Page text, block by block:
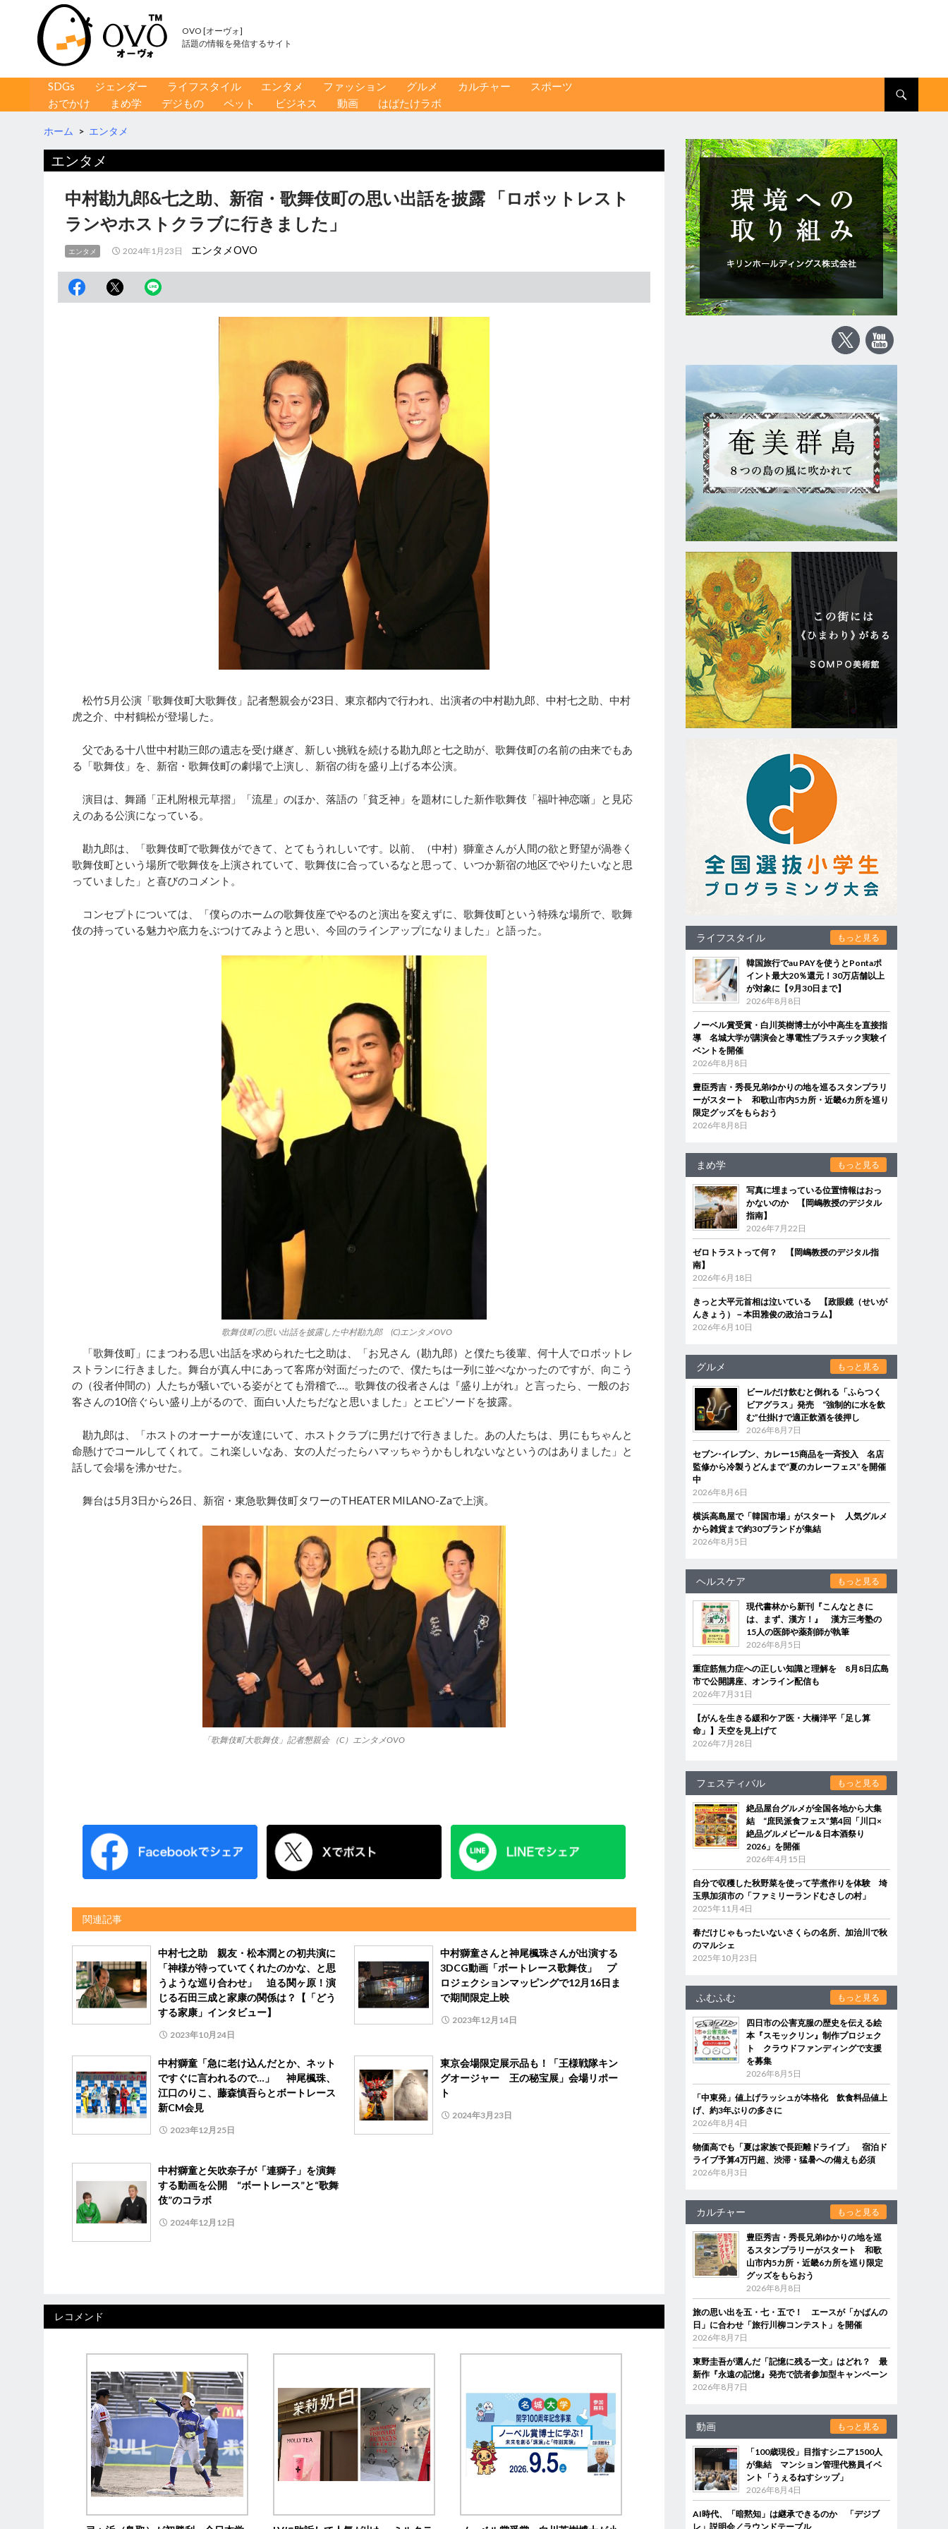
OVO [オーヴォ]
話題の情報を発信するサイト
コンテンツへ移動
SDGs ジェンダー ライフスタイル エンタメ ファッション グルメ カルチャー
スポーツ
おでかけ
まめ学 デジもの ペット ビジネス 動画 はばたけラボ
ホーム > エンタメ
エンタメ
中村勘九郎&七之助、新宿・歌舞伎町の思い出話を披露 「ロボットレスト
ランやホストクラブに行きました」
エンタメ 2024年1月23日 エンタメOVO
松竹5月公演「歌舞伎町大歌舞伎」記者懇親会が23日、東京都内で行われ、出演者の中村勘九郎、中村七之助、中村
虎之介、中村鶴松が登場した。
父である十八世中村勘三郎の遺志を受け継ぎ、新しい挑戦を続ける勘九郎と七之助が、歌舞伎町の名前の由来でもあ
る「歌舞伎」を、新宿・歌舞伎町の劇場で上演し、新宿の街を盛り上げる本公演。
演目は、舞踊「正札附根元草摺」「流星」のほか、落語の「貧乏神」を題材にした新作歌舞伎「福叶神恋噺」と見応
えのある公演になっている。
勘九郎は、「歌舞伎町で歌舞伎ができて、とてもうれしいです。以前、（中村）獅童さんが人間の欲と野望が渦巻く
歌舞伎町という場所で歌舞伎を上演されていて、歌舞伎に合っているなと思って、いつか新宿の地区でやりたいなと思
っていました」と喜びのコメント。
コンセプトについては、「僕らのホームの歌舞伎座でやるのと演出を変えずに、歌舞伎町という特殊な場所で、歌舞
伎の持っている魅力や底力をぶつけてみようと思い、今回のラインアップになりました」と語った。
歌舞伎町の思い出話を披露した中村勘九郎 (C)エンタメOVO
「歌舞伎町」にまつわる思い出話を求められた七之助は、「お兄さん（勘九郎）と僕たち後輩、何十人でロボットレ
ストランに行きました。舞台が真ん中にあって客席が対面だったので、僕たちは一列に並べなかったのですが、向こう
の（役者仲間の）人たちが騒いでいる姿がとても滑稽で…。歌舞伎の役者さんは『盛り上がれ』と言ったら、一般のお
客さんの10倍ぐらい盛り上がるので、面白い人たちだなと思いました」とエピソードを披露。
勘九郎は、「ホストのオーナーが友達にいて、ホストクラブに男だけで行きました。あの人たちは、男にもちゃんと
命懸けでコールしてくれて。これ楽しいなあ、女の人だったらハマッちゃうかもしれないなというのはありました」と
話して会場を沸かせた。
舞台は5月3日から26日、新宿・東急歌舞伎町タワーのTHEATER MILANO-Zaで上演。
「歌舞伎町大歌舞伎」記者懇親会 （C）エンタメOVO
関連記事
中村七之助 親友・松本潤との初共演に
「神様が待っていてくれたのかな、と思
うような巡り合わせ」 迫る関ヶ原！演
じる石田三成と家康の関係は？【「どう
する家康」インタビュー】
2023年10月24日
中村獅童さんと神尾楓珠さんが出演する
3DCG動画「ボートレース歌舞伎」 プ
ロジェクションマッピングで12月16日ま
で期間限定上映
2023年12月14日
中村獅童「急に老け込んだとか、ネット
ですぐに言われるので…」 神尾楓珠、
江口のりこ、藤森慎吾らとボートレース
新CM会見
2023年12月25日
東京会場限定展示品も！「王様戦隊キン
グオージャー 王の秘宝展」会場リポー
ト
2024年3月23日
中村獅童と矢吹奈子が「連獅子」を演舞
する動画を公開 “ボートレース”と“歌舞
伎”のコラボ
2024年12月12日
レコメンド
ライフスタイル もっと見る
韓国旅行でau PAYを使うとPontaポ
イント最大20％還元！30万店舗以上
が対象に【9月30日まで】
2026年8月8日
ノーベル賞受賞・白川英樹博士が小中高生を直接指
導 名城大学が講演会と導電性プラスチック実験イ
ベントを開催
2026年8月8日
豊臣秀吉・秀長兄弟ゆかりの地を巡るスタンプラリ
ーがスタート 和歌山市内5カ所・近畿6カ所を巡り
限定グッズをもらおう
2026年8月8日
まめ学 もっと見る
写真に埋まっている位置情報はおっ
かないのか 【岡嶋教授のデジタル
指南】
2026年7月22日
ゼロトラストって何？ 【岡嶋教授のデジタル指
南】
2026年6月18日
きっと大平元首相は泣いている 【政眼鏡（せいが
んきょう）－本田雅俊の政治コラム】
2026年6月10日
グルメ もっと見る
ビールだけ飲むと倒れる「ふらつく
ビアグラス」発売 “強制的に水を飲
む”仕掛けで適正飲酒を後押し
2026年8月7日
セブン‐イレブン、カレー15商品を一斉投入 名店
監修から冷製うどんまで“夏のカレーフェス”を開催
中
2026年8月6日
横浜高島屋で「韓国市場」がスタート 人気グルメ
から雑貨まで約30ブランドが集結
2026年8月5日
ヘルスケア もっと見る
現代書林から新刊『こんなときに
は、まず、漢方！』 漢方三考塾の
15人の医師や薬剤師が執筆
2026年8月5日
重症筋無力症への正しい知識と理解を 8月8日広島
市で公開講座、オンライン配信も
2026年7月31日
【がんを生きる緩和ケア医・大橋洋平「足し算
命」】天空を見上げて
2026年7月28日
フェスティバル もっと見る
絶品屋台グルメが全国各地から大集
結 “庶民派食フェス”第4回「川口×
絶品グルメビール＆日本酒祭り
2026」を開催
2026年4月15日
自分で収穫した秋野菜を使って芋煮作りを体験 埼
玉県加須市の「ファミリーランドむさしの村」
2025年11月4日
春だけじゃもったいないさくらの名所、加治川で秋
のマルシェ
2025年10月23日
ふむふむ もっと見る
四日市の公害克服の歴史を伝える絵
本『スモックリン』制作プロジェク
ト クラウドファンディングで支援
を募集
2026年8月5日
「中東発」値上げラッシュが本格化 飲食料品値上
げ、約3年ぶりの多さに
2026年8月4日
物価高でも「夏は家族で長距離ドライブ」 宿泊ド
ライブ予算4万円超、渋滞・猛暑への備えも必須
2026年8月3日
カルチャー もっと見る
豊臣秀吉・秀長兄弟ゆかりの地を巡
るスタンプラリーがスタート 和歌
山市内5カ所・近畿6カ所を巡り限定
グッズをもらおう
2026年8月8日
旅の思い出を五・七・五で！ エースが「かばんの
日」に合わせ「旅行川柳コンテスト」を開催
2026年8月7日
東野圭吾が選んだ「記憶に残る一文」はどれ？ 最
新作『永遠の記憶』発売で読者参加型キャンペーン
2026年8月7日
動画 もっと見る
「100歳現役」目指すシニア1500人
が集結 マンション管理代務員イベ
ント「うぇるねすシップ」
2026年8月4日
AI時代、「暗黙知」は継承できるのか 「デジブ
レ」説明会／ラウンドテーブル